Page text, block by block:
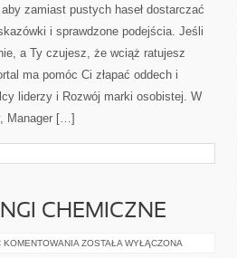
zamiast pustych haseł dostarczać
i sprawdzone podejścia. Jeśli
a Ty czujesz, że wciąż ratujesz
ma pomóc Ci złapać oddech i
liderzy i Rozwój marki osobistej. W
Manager […]
CHEMICZNE
KOMENTOWANIA ZABIEGI
ZOSTAŁA WYŁĄCZONA